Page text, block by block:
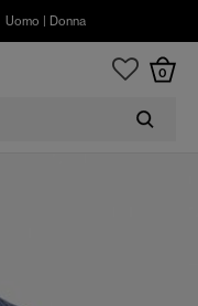
Uomo Donna
0